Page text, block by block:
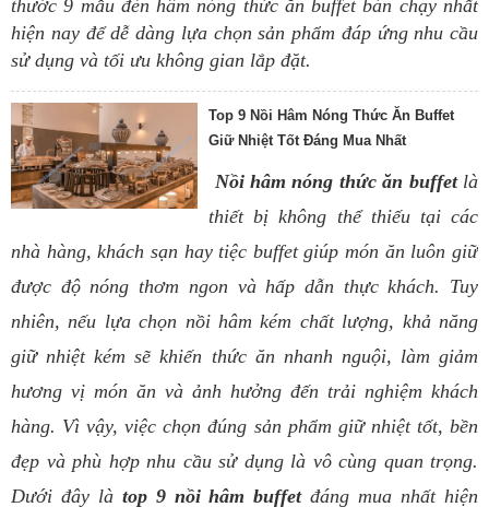
thước 9 mẫu đèn hâm nóng thức ăn buffet bán chạy nhất
hiện nay để dễ dàng lựa chọn sản phẩm đáp ứng nhu cầu
sử dụng và tối ưu không gian lắp đặt.
Top 9 Nồi Hâm Nóng Thức Ăn Buffet
Giữ Nhiệt Tốt Đáng Mua Nhất
Nồi hâm nóng thức ăn buffet là
thiết bị không thể thiếu tại các
nhà hàng, khách sạn hay tiệc buffet giúp món ăn luôn giữ
được độ nóng thơm ngon và hấp dẫn thực khách. Tuy
nhiên, nếu lựa chọn nồi hâm kém chất lượng, khả năng
giữ nhiệt kém sẽ khiến thức ăn nhanh nguội, làm giảm
hương vị món ăn và ảnh hưởng đến trải nghiệm khách
hàng. Vì vậy, việc chọn đúng sản phẩm giữ nhiệt tốt, bền
đẹp và phù hợp nhu cầu sử dụng là vô cùng quan trọng.
Dưới đây làtop 9 nồi hâm buffetđáng mua nhất hiện